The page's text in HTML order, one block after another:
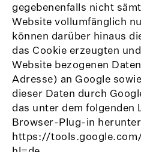
gegebenenfalls nicht
Website vollumfänglich
können darüber hinaus
das Cookie erzeugten
Website bezogenen
Adresse) an Google
dieser Daten durch
das unter dem folgenden
Browser-Plug-in
https://